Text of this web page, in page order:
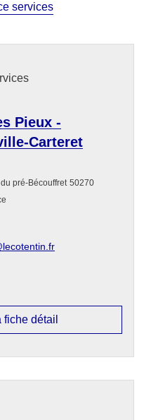
services
Pieux -
Carteret
du pré-Bécouffret 50270
détail